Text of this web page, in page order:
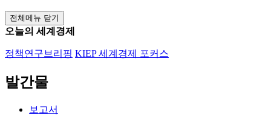
전체메뉴 닫기
오늘의 세계경제
정책연구브리핑 KIEP 세계경제 포커스
발간물
보고서